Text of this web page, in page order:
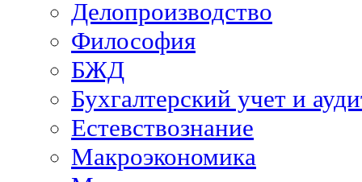
Делопроизводство
Философия
БЖД
Бухгалтерский учет и
Естевствознание
Макроэкономика